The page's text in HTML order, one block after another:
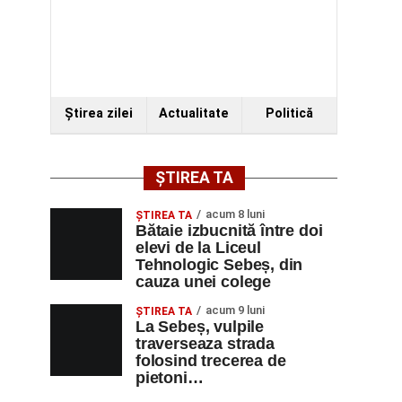
Ştirea zilei Actualitate Politică
ȘTIREA TA
ŞTIREA TA acum 8 luni
Bătaie izbucnită între doi
elevi de la Liceul
Tehnologic Sebeș, din
cauza unei colege
ŞTIREA TA acum 9 luni
La Sebeș, vulpile
traverseaza strada
folosind trecerea de
pietoni…